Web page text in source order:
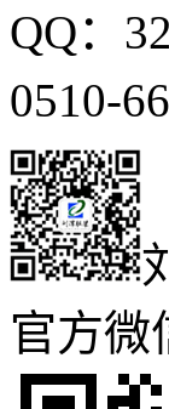
QQ：
0510-
官方微